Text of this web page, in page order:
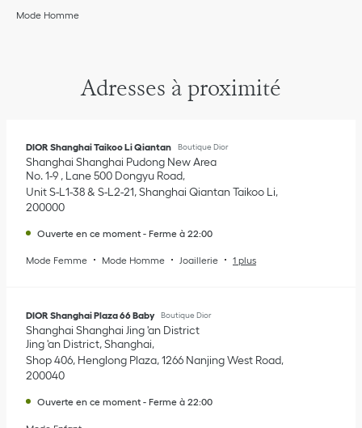
Mode Homme
Adresses à proximité
DIOR Shanghai Taikoo Li Qiantan Boutique Dior
Shanghai Shanghai Pudong New Area
No. 1-9 , Lane 500 Dongyu Road
Unit S-L1-38 & S-L2-21, Shanghai Qiantan Taikoo Li
200000
Ouverte en ce moment - Ferme à 22:00
Mode Femme Mode Homme Joaillerie 1 plus
DIOR Shanghai Plaza 66 Baby Boutique Dior
Shanghai Shanghai Jing 'an District
Jing 'an District, Shanghai
Shop 406, Henglong Plaza, 1266 Nanjing West Road
200040
Ouverte en ce moment - Ferme à 22:00